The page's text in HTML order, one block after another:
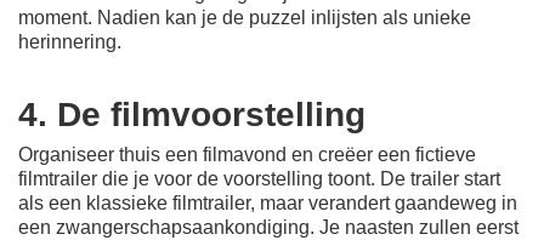
moment. Nadien kan je de puzzel inlijsten als unieke
herinnering.
4. De filmvoorstelling
Organiseer thuis een filmavond en creëer een fictieve
filmtrailer die je voor de voorstelling toont. De trailer start
als een klassieke filmtrailer, maar verandert gaandeweg in
een zwangerschapsaankondiging. Je naasten zullen eerst